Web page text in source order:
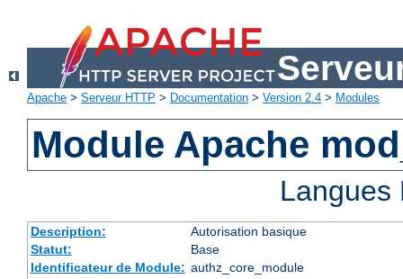
Apache > Serveur HTTP > Documentation > Version 2.4 > Modules
Module Apache
Description:
Autorisation basique
Statut:
Base
Identificateur de Module: authz_core_module